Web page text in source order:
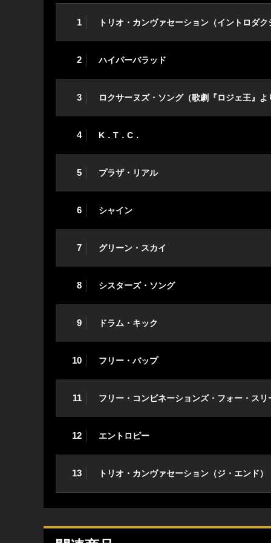
1 トリオ・カンヴァセーション（イントロダク
2 ハイパーバラッド
3 ロクサーヌズ・ソング（歌劇『ロジェ王』よ
4 K．T．C．
5 プラザ・リアル
6 シャイン
7 グリーン・スカイ
8 シスターズ・ソング
9 ドラム・キック
10 フリー・バップ
11 フリー・コンビネーションズ・フォー・ス
12 エントロピー
13 トリオ・カンヴァセーション（ジ・エンド）